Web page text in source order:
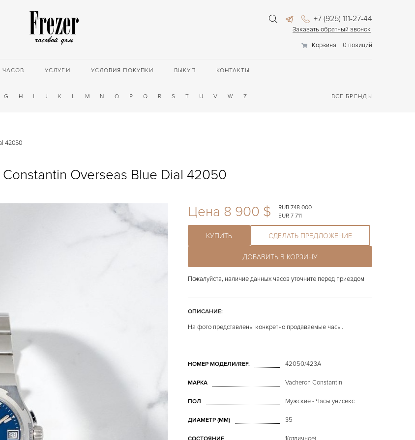
+7 (925) 111-27-44
Заказать обратный звонок
Корзина
0 позиций
ЧАСОВ УСЛУГИ УСЛОВИЯ ПОКУПКИ ВЫКУП КОНТАКТЫ
G H I J K L M N O P Q R S T U V W Z ВСЕ БРЕНДЫ
42050
Overseas Blue Dial 42050
Цена 8 900 $
RUB 748 000
EUR 7 711
КУПИТЬ СДЕЛАТЬ ПРЕДЛОЖЕНИЕ
ДОБАВИТЬ В КОРЗИНУ
Пожалуйста, наличие данных часов уточните перед приездом
ОПИСАНИЕ:
На фото представлены конкретно продаваемые часы.
НОМЕР МОДЕЛИ/REF. 42050/423A
МАРКА Vacheron Constantin
ПОЛ Мужские - Часы унисекс
ДИАМЕТР (MM) 35